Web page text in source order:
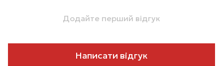
Додайте перший відгук
Написати відгук